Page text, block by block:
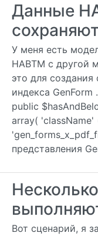
Данные
У меня есть
HABTM с другой
это для создания
индекса
public
array( 'className'
представления
Вот сценарий, я